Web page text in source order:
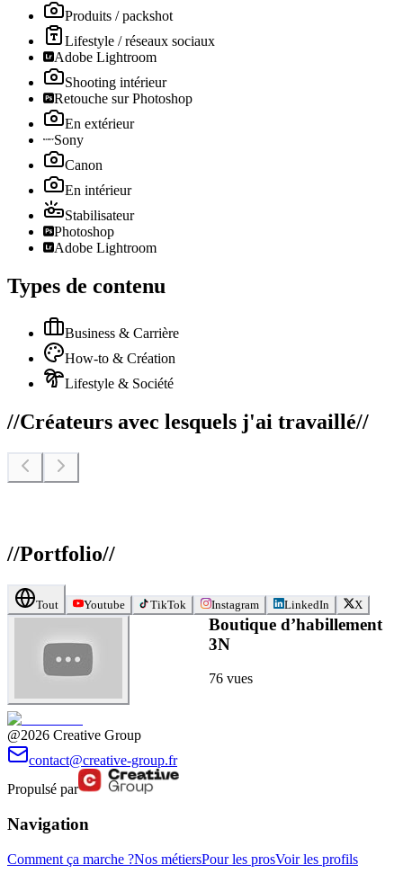
Produits / packshot
Lifestyle / réseaux sociaux
Adobe Lightroom
Shooting intérieur
Retouche sur Photoshop
En extérieur
Sony
Canon
En intérieur
Stabilisateur
Photoshop
Adobe Lightroom
Types de contenu
Business & Carrière
How-to & Création
Lifestyle & Société
//Créateurs avec lesquels j'ai travaillé//
//Portfolio//
Tout Youtube TikTok Instagram LinkedIn X
Boutique d’habillement
3N
76 vues
@2026 Creative Group
contact@creative-group.fr
Propulsé par
Navigation
Comment ça marche ?Nos métiersPour les prosVoir les profils